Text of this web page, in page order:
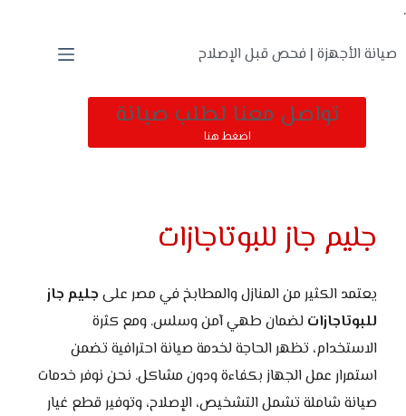
.
صيانة الأجهزة | فحص قبل الإصلاح
تواصل معنا لطلب صيانة
اضغط هنا
جليم جاز للبوتاجازات
يعتمد الكثير من المنازل والمطابخ في مصر على جليم جاز
للبوتاجازات لضمان طهي آمن وسلس. ومع كثرة
الاستخدام، تظهر الحاجة لخدمة صيانة احترافية تضمن
استمرار عمل الجهاز بكفاءة ودون مشاكل. نحن نوفر خدمات
صيانة شاملة تشمل التشخيص، الإصلاح، وتوفير قطع غيار